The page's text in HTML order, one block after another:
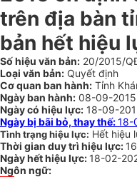
trên địa bàn
bản hết hiệu
Số hiệu văn bản: 20/2015/
Loại văn bản: Quyết định
Cơ quan ban hành: Tỉnh
Ngày ban hành: 08-09-2015
Ngày có hiệu lực: 18-09-
Ngày bị bãi bỏ, thay thế:18-
Tình trạng hiệu lực: Hết hiệu
Thời gian duy trì hiệu lực:
Ngày hết hiệu lực: 18-02-
Ngôn ngữ: